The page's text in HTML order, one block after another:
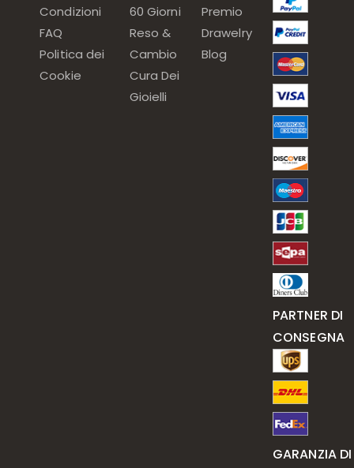
Condizioni
FAQ
Politica dei
Cookie
60 Giorni
Reso &
Cambio
Cura Dei
Gioielli
Premio
Drawelry
Blog
PARTNER DI
CONSEGNA
GARANZIA DI